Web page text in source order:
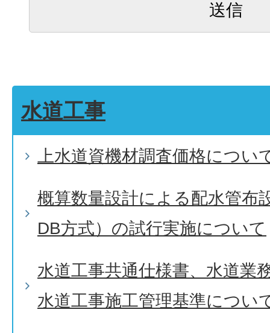
水道工事
上水道資機材調査価格につい
概算数量設計による配水管布
DB方式）の試行実施について
水道工事共通仕様書、水道業
水道工事施工管理基準につい